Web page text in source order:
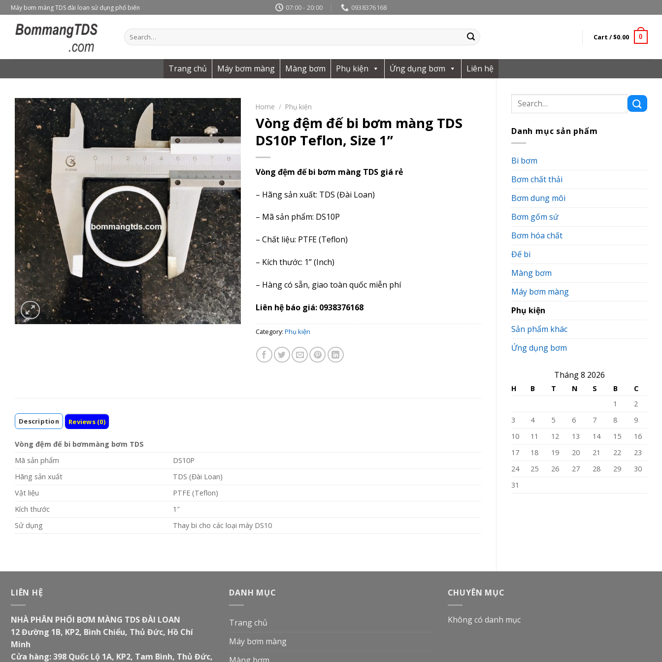
Skip
to
content
Máy bơm màng TDS đài loan sử dụng phổ biến 07:00 - 20:00 0938376168
Search
for:
Cart /$0.00 0
Trang chủ Máy bơm màng Màng bơm Phụ kiện Ứng dụng bơm Liên hệ
Search
for:
Danh mục sản phẩm
Bi bơm
Bơm chất thải
Bơm dung môi
Bơm gốm sứ
Bơm hóa chất
Đế bi
Màng bơm
Máy bơm màng
Phụ kiện
Sản phẩm khác
Ứng dụng bơm
Tháng 8 2026
H B T N S B
C
1
2
3
4 5 6 7 8
9
10
11 12 13 14 15
16
17
18 19 20 21 22
23
24
25 26 27 28 29
30
31
Home / Phụ kiện
Vòng đệm đế bi bơm màng TDS
DS10P Teflon, Size 1’’
Vòng đệm đế bi bơm màng TDS giá rẻ
– Hãng sản xuất: TDS (Đài Loan)
– Mã sản phẩm: DS10P
– Chất liệu: PTFE (Teflon)
– Kích thước: 1” (Inch)
– Hàng có sẵn, giao toàn quốc miễn phí
Liên hệ báo giá: 0938376168
Category: Phụ kiện
Description Reviews (0)
Vòng đệm đế bi bơmmàng bơm TDS
Mã sản phẩm
DS10P
Hãng sản xuất
TDS (Đài Loan)
Vật liệu
PTFE (Teflon)
Kích thước
1″
Sử dụng
Thay bi cho các loại máy DS10
LIÊN HỆ
NHÀ PHÂN PHỐI BƠM MÀNG TDS ĐÀI LOAN
12 Đường 1B, KP2, Bình Chiểu, Thủ Đức, Hồ Chí
Minh
Cửa hàng: 398 Quốc Lộ 1A, KP2, Tam Bình, Thủ Đức,
DANH MỤC
Trang chủ
Máy bơm màng
CHUYÊN MỤC
Không có danh mục